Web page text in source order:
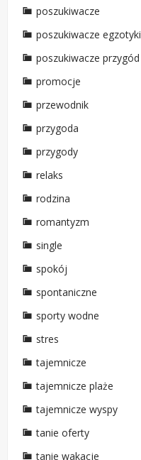
poszukiwacze
poszukiwacze egzotyki
poszukiwacze przygód
promocje
przewodnik
przygoda
przygody
relaks
rodzina
romantyzm
single
spokój
spontaniczne
sporty wodne
stres
tajemnicze
tajemnicze plaże
tajemnicze wyspy
tanie oferty
tanie wakacje